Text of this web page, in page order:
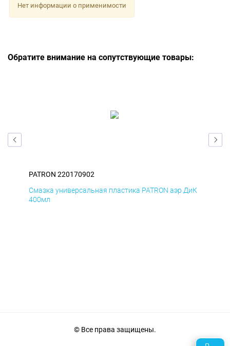
Нет информации о применимости
Обратите внимание на сопутствующие товары:
PATRON 220170902
Смазка универсальная пластика PATRON аэр ДиК
400мл
© Все права защищены.